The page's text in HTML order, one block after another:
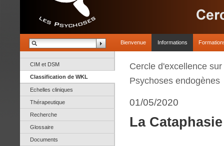
Bienvenue Informations
CIM et DSM
Classification de WKL
Echelles cliniques
Thérapeutique
Recherche
Glossaire
Documents
Cercle d'excellence
Psychoses endogènes
01/05/2020
La Cataphasie